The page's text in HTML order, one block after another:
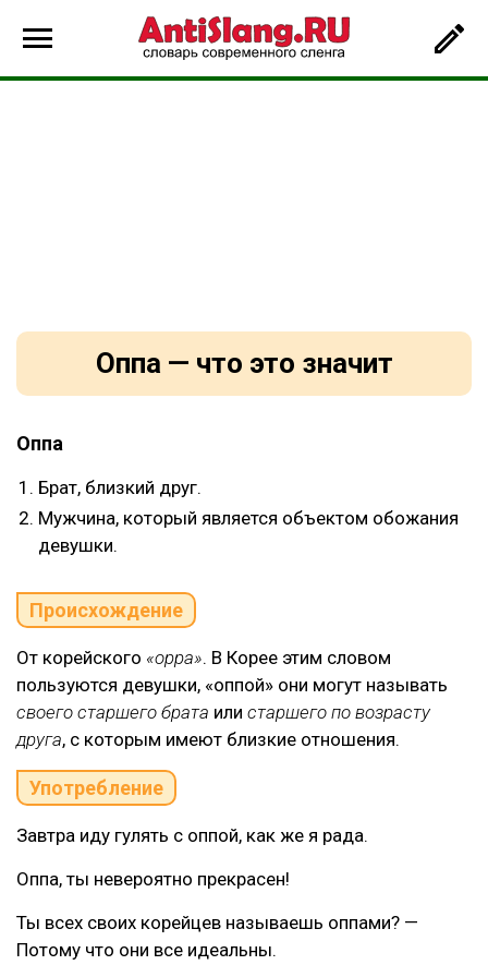
Оппа — что это значит
Оппа
Брат, близкий друг.
Мужчина, который является объектом обожания
девушки.
Происхождение
От корейского «oppa». В Корее этим словом
пользуются девушки, «оппой» они могут называть
своего старшего брата или старшего по возрасту
друга, с которым имеют близкие отношения.
Употребление
Завтра иду гулять с оппой, как же я рада.
Оппа, ты невероятно прекрасен!
Ты всех своих корейцев называешь оппами? —
Потому что они все идеальны.